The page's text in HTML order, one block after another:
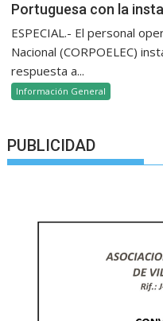
Portuguesa con la
ESPECIAL.- El personal
Nacional (CORPOELEC)
respuesta a...
Información General
PUBLICIDAD